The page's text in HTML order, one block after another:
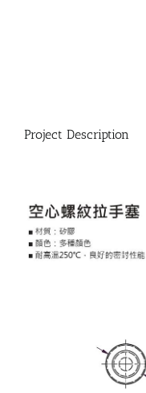
Project Description